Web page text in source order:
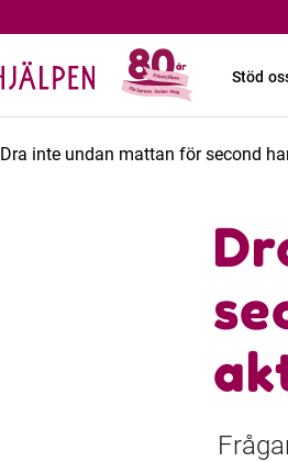
Stöd
Dra inte undan mattan för second